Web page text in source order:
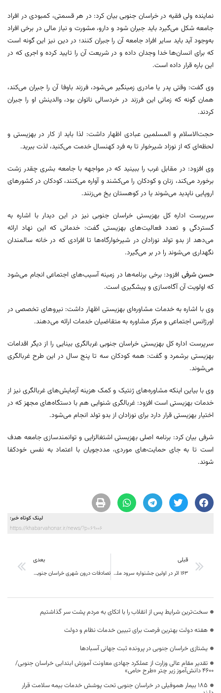
نماینده ولی فقیه در خراسان جنوبی بیان کرد: در هر قسمتی، کمبودی در افراد
جامعه شکل می‌گیرد باید جبران شود و دارو، مشورت و نیاز مالی در برخی افراد
به‌وجود آید باید سایر افراد جامعه آن را جبران کنند؛ در دین نیز این گونه است
که برای انسان‌ها خدا وجدان داده و در شریعت آن را تایید کرده و اجری که در
این باره قرار داده است.
وی گفت: وقتی پدر یا مادری زمینگیر می‌شود، فرزند باوفا آن را جبران می‌کند،
همان گونه که زمانی این فرزند در خردسالی ناتوان بود، والدینش او را جبران
کردند.
حجت‌الاسلام و المسلمین عبادی اظهار داشت: لذا باید از کار در بهزیستی و
لحظه‌ای که از نوزاد شیرخوار تا به فرد کهنسال خدمت می‌کنید، لذت ببرید.
وی افزود: در مقابل غرب را ببینید که در مواجهه با جامعه بشری چقدر زشت
برخورد می‌کند، زنان و کودکان را می‌کشند و آواره می‌کنند، کودکان در کشورهای
اروپایی ناپدید می‌شوند یا در کوهستان یخ می‌زنند.
سرپرست اداره کل بهزیستی خراسان جنوبی نیز در این دیدار با اشاره به
گستردگی و تعدد فعالیت‌های بهزیستی گفت: خدماتی که این نهاد ارائه
می‌دهد از بدو تولد نوزادان در شیرخوارگاه‌ها تا افرادی که در خانه سالمندان
نگهداری می‌شوند را در بر می‌گیرد.
حسن شرفی افزود: برخی برنامه‌ها در زمینه آسیب‌های اجتماعی انجام می‌شود
که اولویت آن آگاه‌سازی و پیشگیری است.
وی با اشاره به خدمات مشاوره‌ای بهزیستی اظهار داشت: نیروهای تخصصی در
اورژانس اجتماعی و مرکز مشاوره به متقاضیان خدمات ارائه می‌دهند.
سرپرست اداره کل بهزیستی خراسان جنوبی غربالگری بینایی را از دیگر اقدامات
بهزیستی برشمرد و گفت: همه کودکان سه تا پنج سال در این طرح غربالگری
می‌شوند.
وی با بیاین اینکه مشاوره‌های ژنتیک و کمک هزینه آزمایش‌های غربالگری نیز از
خدمات بهزیستی است افزود: غربالگری شنوایی هم با دستگاه‌های مجهز که در
اختیار بهزیستی قرار دارد برای نوزادان از بدو تولد انجام می‌شود.
شرفی بیان کرد: برنامه اصلی بهزیستی اشتغالزایی و توانمندسازی جامعه هدف
است تا به جای حمایت‌های موردی، مددجویان با اعتماد به نفس خودکفا
شوند.
لینک کوتاه خبر:
https://khabarvahonar.ir/news/?p=69006
قبلی
۱۶۳ اثر در اولین جشنواره سرود ملی فجر اجرا می‌شوند
بعدی
تصادفات درون شهری خراسان جنوبی ۲۶ درصد افزایش یافت
سخت‌ترین شرایط پس از انقلاب را با اتکای به مردم پشت سر گذاشتیم
هفته دولت بهترین فرصت برای تبیین خدمات نظام و دولت
یشتازی خراسان جنوبی در پرونده ثبت جهانی آسبادها
تقدیر مقام عالی وزارت از عملکرد جهادی معاونت آموزش ابتدایی خراسان جنوبی/
۴۶۰۰ دانش‌آموز زیر چتر «طرح حامی»
۱۸۵ بیمار هموفیلی در خراسان جنوبی تحت پوشش خدمات بیمه سلامت قرار